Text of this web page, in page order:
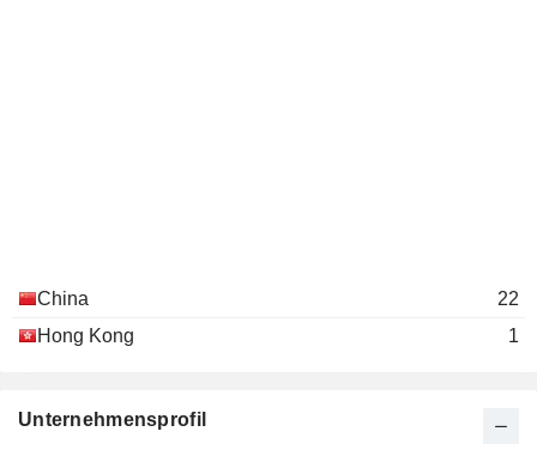
China
22
Hong Kong
1
Unternehmensprofil